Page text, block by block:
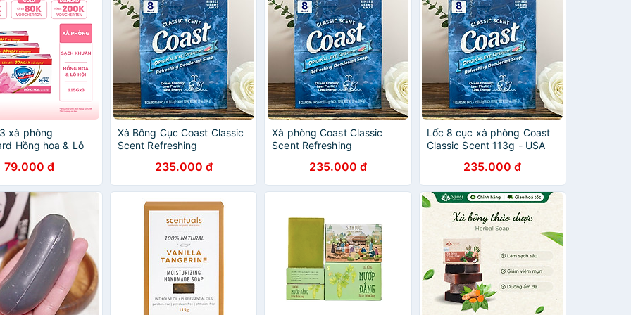
xà phòng
Hồng hoa & Lô
79.000 đ
Xà Bông Cục Coast Classic
Scent Refreshing
235.000 đ
Xà phòng Coast Classic
Scent Refreshing
x113g - Nhập khẩu Mỹ
235.000 đ
Lốc 8 cục xà phòng Coast
Classic Scent 113g - USA
235.000 đ